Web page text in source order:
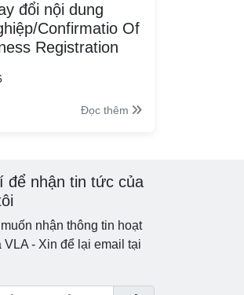
đổi nội dung
Confirmatio Of
Registration
Đọc thêm
để nhận tin tức của
nhận thông tin hoạt
VLA - Xin để lại email tại